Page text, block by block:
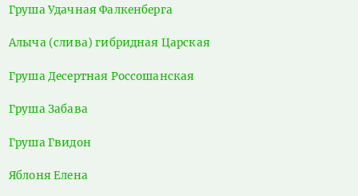
Груша Удачная Фалкенберга
Алыча (слива) гибридная Царская
Груша Десертная Россошанская
Груша Забава
Груша Гвидон
Яблоня Елена